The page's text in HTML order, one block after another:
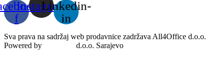
f
InstagramLinkedin-
in
Sva prava na sadržaj web prodavnice zadržava All4Office d.o.o.
Powered by
d.o.o. Sarajevo